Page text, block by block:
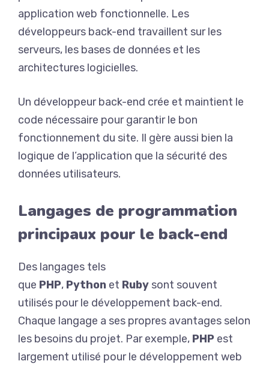
application web fonctionnelle. Les
développeurs back-end travaillent sur les
serveurs, les bases de données et les
architectures logicielles.
Un développeur back-end crée et maintient le
code nécessaire pour garantir le bon
fonctionnement du site. Il gère aussi bien la
logique de l’application que la sécurité des
données utilisateurs.
Langages de programmation
principaux pour le back-end
Des langages tels
que PHP, Python et Ruby sont souvent
utilisés pour le développement back-end.
Chaque langage a ses propres avantages selon
les besoins du projet. Par exemple, PHP est
largement utilisé pour le développement web